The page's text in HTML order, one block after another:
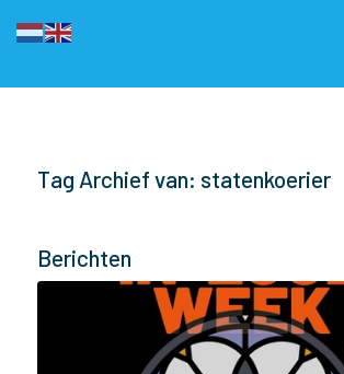
Tag Archief van: statenkoerier
Berichten